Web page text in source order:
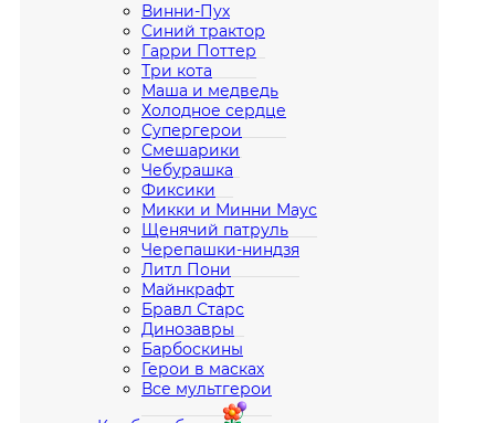
Винни-Пух
Синий трактор
Гарри Поттер
Три кота
Маша и медведь
Холодное сердце
Супергерои
Смешарики
Чебурашка
Фиксики
Микки и Минни Маус
Щенячий патруль
Черепашки-ниндзя
Литл Пони
Майнкрафт
Бравл Старс
Динозавры
Барбоскины
Герои в масках
Все мультгерои